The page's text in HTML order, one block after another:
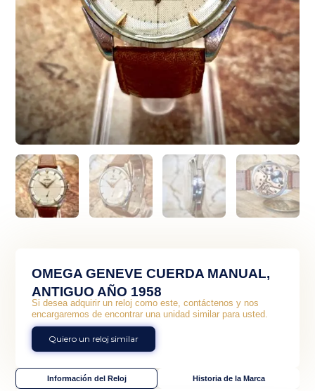
OMEGA GENEVE CUERDA MANUAL,
ANTIGUO AÑO 1958
Si desea adquirir un reloj como este, contáctenos y nos
encargaremos de encontrar una unidad similar para usted.
Quiero un reloj similar
Información del Reloj Historia de la Marca